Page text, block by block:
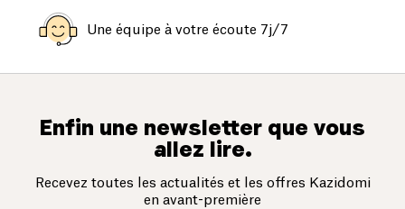
Une équipe à votre écoute 7j/7
Enfin une newsletter que vous
allez lire.
Recevez toutes les actualités et les offres Kazidomi
en avant-première